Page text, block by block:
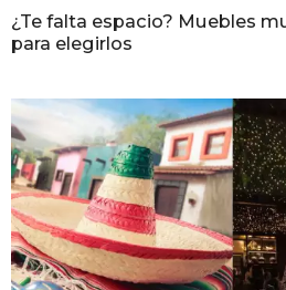
¿Te falta espacio? Muebles
para elegirlos